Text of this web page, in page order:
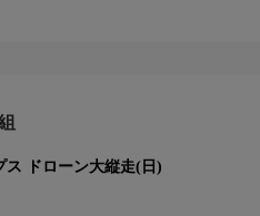
ス ドローン大縦走(日)